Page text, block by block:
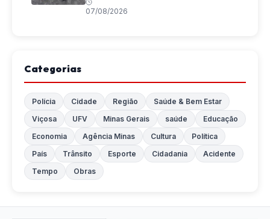
07/08/2026
Categorias
Polícia Cidade Região
Saúde & Bem Estar
Viçosa
UFV Minas Gerais saúde
Educação
Economia
Agência Minas Cultura
Política
País
Trânsito Esporte Cidadania
Acidente
Tempo
Obras